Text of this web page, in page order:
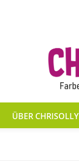
ÜBER CHRISOLLY